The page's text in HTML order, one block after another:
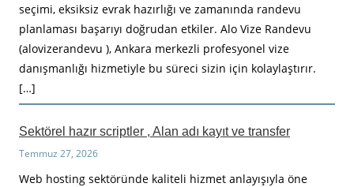
seçimi, eksiksiz evrak hazırlığı ve zamanında randevu
planlaması başarıyı doğrudan etkiler. Alo Vize Randevu
(alovizerandevu ), Ankara merkezli profesyonel vize
danışmanlığı hizmetiyle bu süreci sizin için kolaylaştırır.
[…]
Sektörel hazır scriptler , Alan adı kayıt ve transfer
Temmuz 27, 2026
Web hosting sektöründe kaliteli hizmet anlayışıyla öne